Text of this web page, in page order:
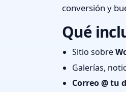
conversión y
Qué
Sitio sobre
Galerías,
Correo @ tu